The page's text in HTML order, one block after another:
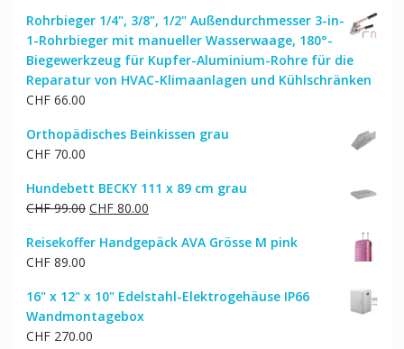
war:
CHF 182.00
ist:
CHF 146.00.
Rohrbieger 1/4", 3/8", 1/2" Außendurchmesser 3-in-
1-Rohrbieger mit manueller Wasserwaage, 180°-
Biegewerkzeug für Kupfer-Aluminium-Rohre für die
Reparatur von HVAC-Klimaanlagen und Kühlschränken
CHF66.00
Orthopädisches Beinkissen grau
CHF70.00
Hundebett BECKY 111 x 89 cm grau
CHF99.00 Ursprünglicher
war:
CHF80.00Aktueller
ist:
Reisekoffer Handgepäck AVA Grösse M pink
CHF89.00
16" x 12" x 10" Edelstahl-Elektrogehäuse IP66
Wandmontagebox
CHF270.00